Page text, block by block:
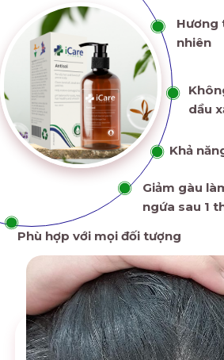
Hương
nhiên
dầu
Phù hợp với mọi đối tượng
Giảm gàu
ngứa sau 1
Khả